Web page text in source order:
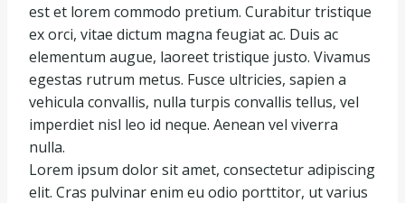
est et lorem commodo pretium. Curabitur tristique
ex orci, vitae dictum magna feugiat ac. Duis ac
elementum augue, laoreet tristique justo. Vivamus
egestas rutrum metus. Fusce ultricies, sapien a
vehicula convallis, nulla turpis convallis tellus, vel
imperdiet nisl leo id neque. Aenean vel viverra
nulla.
Lorem ipsum dolor sit amet, consectetur adipiscing
elit. Cras pulvinar enim eu odio porttitor, ut varius